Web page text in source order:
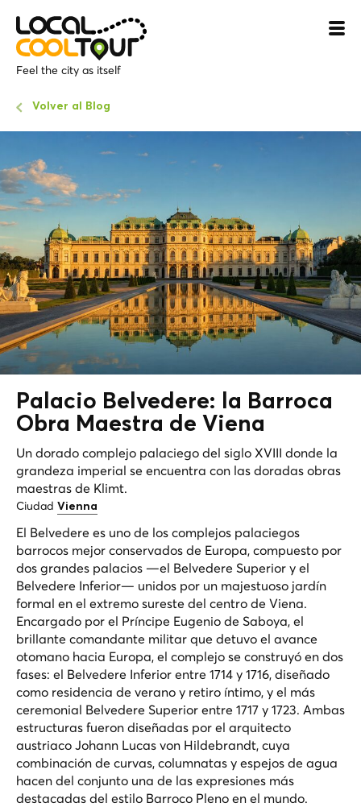
Feel the city as itself
Volver al Blog
Palacio Belvedere: la Barroca
Obra Maestra de Viena
Un dorado complejo palaciego del siglo XVIII donde la
grandeza imperial se encuentra con las doradas obras
maestras de Klimt.
Ciudad Vienna
El Belvedere es uno de los complejos palaciegos
barrocos mejor conservados de Europa, compuesto por
dos grandes palacios —el Belvedere Superior y el
Belvedere Inferior— unidos por un majestuoso jardín
formal en el extremo sureste del centro de Viena.
Encargado por el Príncipe Eugenio de Saboya, el
brillante comandante militar que detuvo el avance
otomano hacia Europa, el complejo se construyó en dos
fases: el Belvedere Inferior entre 1714 y 1716, diseñado
como residencia de verano y retiro íntimo, y el más
ceremonial Belvedere Superior entre 1717 y 1723. Ambas
estructuras fueron diseñadas por el arquitecto
austriaco Johann Lucas von Hildebrandt, cuya
combinación de curvas, columnatas y espejos de agua
hacen del conjunto una de las expresiones más
destacadas del estilo Barroco Pleno en el mundo.